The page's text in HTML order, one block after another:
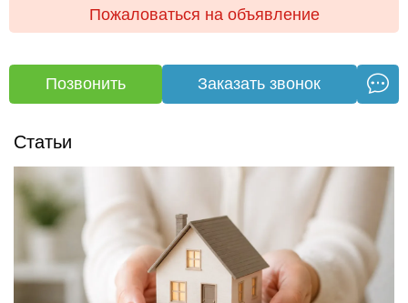
📈 Почему это выгодно: цифры и факты💰 1 000 000 ₸+
счет.🛡️ Нулевой риск простоя — два независимых
бизнеса страхуют друг друга.
💊 Вечный спрос — медицина и стрижки нужны людям в
🏃‍♂️ Готовый трафик — точка «набита», жильцы ЖК ходят
сюда ежедневно.🛠️ Без вложений — ремонт сделан,
процессы настроены, арендаторы платят вовремя.
🌆 Перспективный район рядом с метро, ареной и спорт
центрами. Общеобразовательная школа №86,
Назарбаев интеллектуальная школа, Школа-гимназия
№102, Поликлиника №3, Спортивно-развлекательный
Пожаловаться на объявление
Позвонить Заказать звонок
Статьи